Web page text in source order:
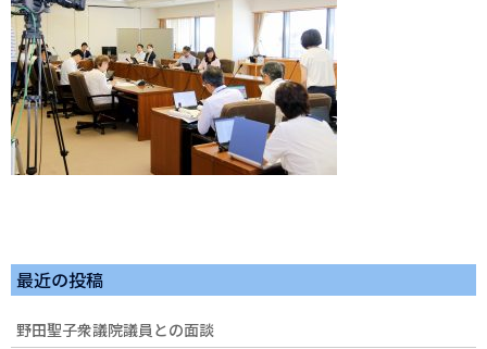
最近の投稿
野田聖子衆議院議員との面談